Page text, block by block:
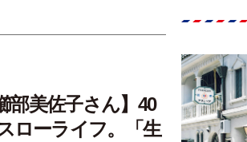
部美佐子さん】40
ローライフ。「生